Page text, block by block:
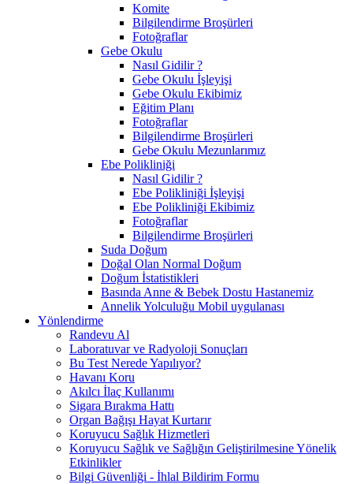
Komite
Bilgilendirme Broşürleri
Fotoğraflar
Gebe Okulu
Nasıl Gidilir ?
Gebe Okulu İşleyişi
Gebe Okulu Ekibimiz
Eğitim Planı
Fotoğraflar
Bilgilendirme Broşürleri
Gebe Okulu Mezunlarımız
Ebe Polikliniği
Nasıl Gidilir ?
Ebe Polikliniği İşleyişi
Ebe Polikliniği Ekibimiz
Fotoğraflar
Bilgilendirme Broşürleri
Suda Doğum
Doğal Olan Normal Doğum
Doğum İstatistikleri
Basında Anne & Bebek Dostu Hastanemiz
Annelik Yolculuğu Mobil uygulanası
Yönlendirme
Randevu Al
Laboratuvar ve Radyoloji Sonuçları
Bu Test Nerede Yapılıyor?
Havanı Koru
Akılcı İlaç Kullanımı
Sigara Bırakma Hattı
Organ Bağışı Hayat Kurtarır
Koruyucu Sağlık Hizmetleri
Koruyucu Sağlık ve Sağlığın Geliştirilmesine Yönelik
Etkinlikler
Bilgi Güvenliği - İhlal Bildirim Formu